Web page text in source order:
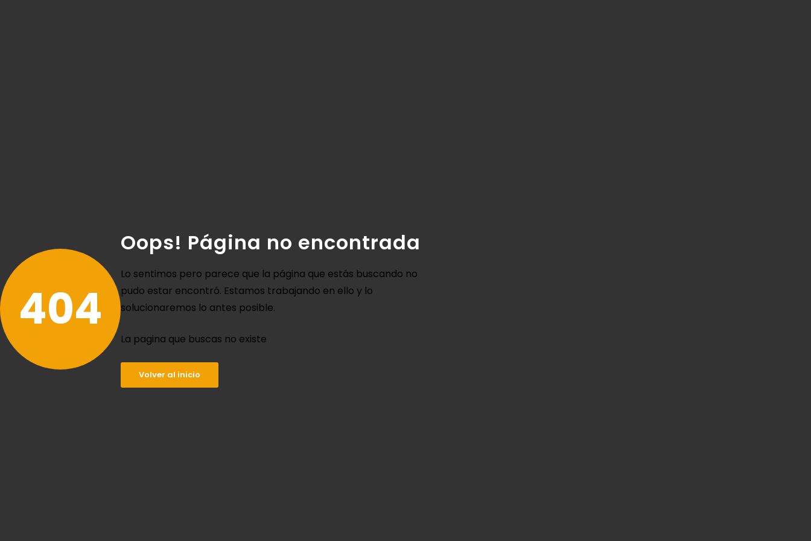
404
Oops! Página no encontrada
Lo sentimos pero parece que la página que estás buscando no
pudo estar encontró. Estamos trabajando en ello y lo
solucionaremos lo antes posible.
La pagina que buscas no existe
Volver al inicio